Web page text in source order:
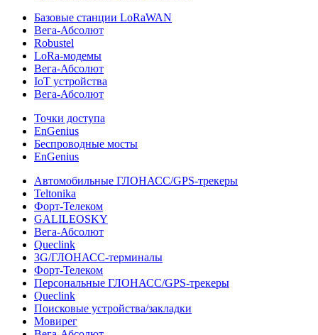
Базовые станции LoRaWAN
Вега-Абсолют
Robustel
LoRa-модемы
Вега-Абсолют
IoT устройства
Вега-Абсолют
Точки доступа
EnGenius
Беспроводные мосты
EnGenius
Автомобильные ГЛОНАСС/GPS-трекеры
Teltonika
Форт-Телеком
GALILEOSKY
Вега-Абсолют
Queclink
3G/ГЛОНАСС-терминалы
Форт-Телеком
Персональные ГЛОНАСС/GPS-трекеры
Queclink
Поисковые устройства/закладки
Мовирег